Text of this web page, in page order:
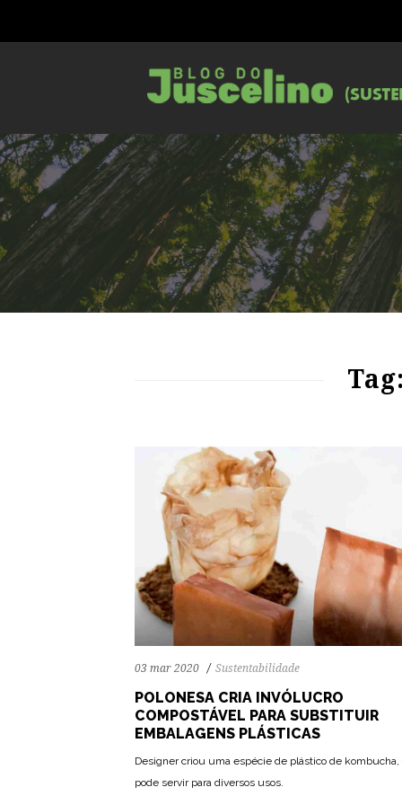
03 mar 2020 Sustentabilidade
POLONESA CRIA INVÓLUCRO
COMPOSTÁVEL PARA SUBSTITUIR
EMBALAGENS PLÁSTICAS
Designer criou uma espécie de plástico de
pode servir para diversos usos.